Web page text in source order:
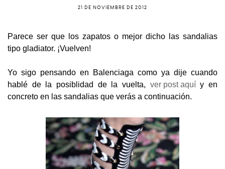
21 DE NOVIEMBRE DE 2012
Parece ser que los zapatos o mejor dicho las sandalias
tipo gladiator. ¡Vuelven!
Yo sigo pensando en Balenciaga como ya dije cuando
hablé de la posiblidad de la vuelta, ver post aquíy en
concreto en las sandalias que verás a continuación.